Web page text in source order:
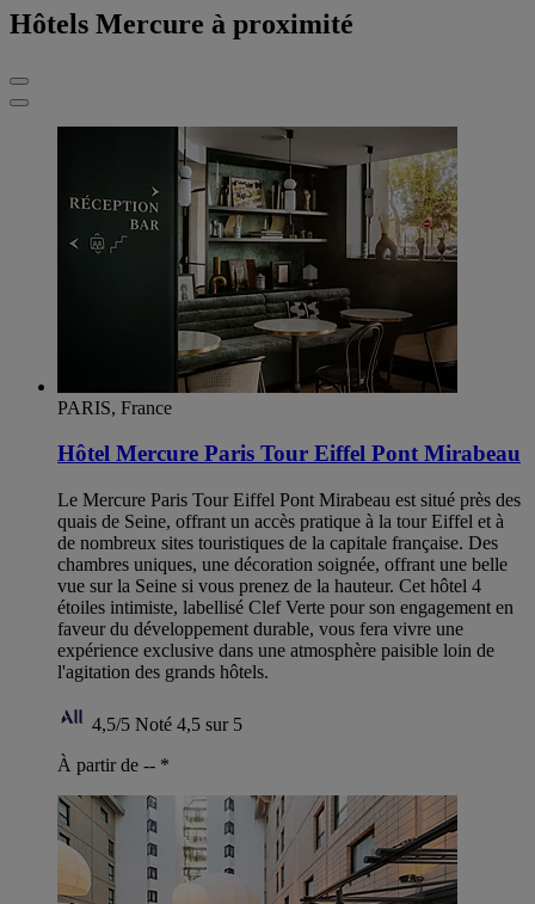
Hôtels Mercure à proximité
PARIS, France
Hôtel Mercure Paris Tour Eiffel Pont Mirabeau
Le Mercure Paris Tour Eiffel Pont Mirabeau est situé près des
quais de Seine, offrant un accès pratique à la tour Eiffel et à
de nombreux sites touristiques de la capitale française. Des
chambres uniques, une décoration soignée, offrant une belle
vue sur la Seine si vous prenez de la hauteur. Cet hôtel 4
étoiles intimiste, labellisé Clef Verte pour son engagement en
faveur du développement durable, vous fera vivre une
expérience exclusive dans une atmosphère paisible loin de
l'agitation des grands hôtels.
4,5/5 Noté 4,5 sur 5
À partir de -- *